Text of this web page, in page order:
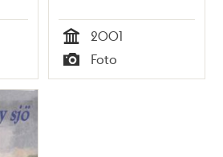
Tid
2001
Typ
Foto